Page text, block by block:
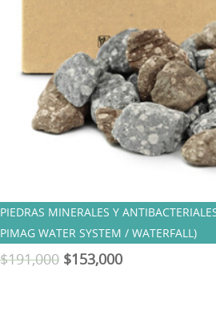
PIEDRAS MINERALES Y
PIMAG WATER SYSTEM / WATERFALL)
$191,000 $153,000